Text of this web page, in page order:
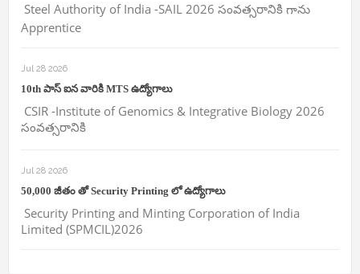
Steel Authority of India -SAIL 2026 సంవత్సరానికి గాను
Apprentice
Jul 28 2026
10th పాస్ ఐన వారికి MTS ఉద్యోగాలు
CSIR -Institute of Genomics & Integrative Biology 2026
సంవత్సరానికి
Jul 28 2026
50,000 జీతం తో Security Printing లో ఉద్యోగాలు
Security Printing and Minting Corporation of India
Limited (SPMCIL)2026